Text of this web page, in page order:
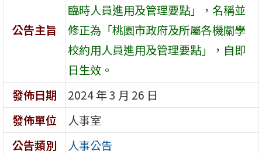
公告主旨
臨時人員進用及管理要點」，名稱並
修正為「桃園市政府及所屬各機關學
校約用人員進用及管理要點」，自即
日生效。
發佈日期
2024 年 3 月 26 日
發佈單位
人事室
公告類別
人事公告